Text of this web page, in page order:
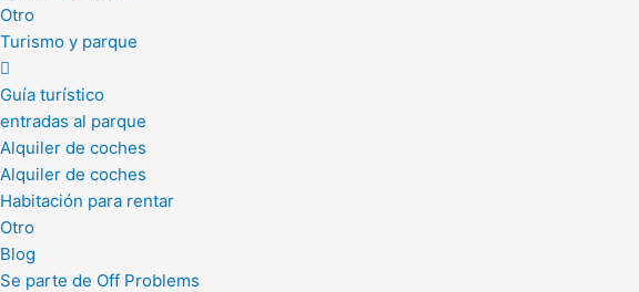
Otro
Turismo y parque
Guía turístico
entradas al parque
Alquiler de coches
Alquiler de coches
Habitación para rentar
Otro
Blog
Se parte de Off Problems